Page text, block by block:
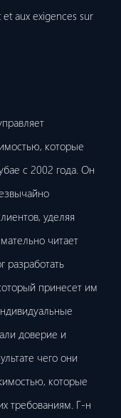
aux exigences sur
которые
с 2002 года. Он
уделяя
читает
разработать
принесет им
доверие и
чего они
которые
требованиям. Г-н